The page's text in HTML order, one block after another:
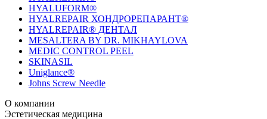
HYALUFORM®
HYALREPAIR ХОНДРОРЕПАРАНТ®
HYALREPAIR® ДЕНТАЛ
MESALTERA BY DR. MIKHAYLOVA
MEDIC CONTROL PEEL
SKINASIL
Uniglance®
Johns Screw Needle
О компании
История компанииНаучный центр
Эстетическая медицина